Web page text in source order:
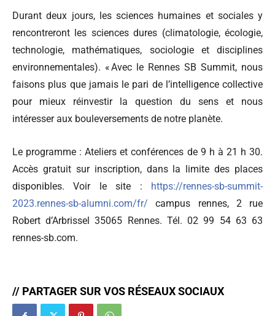
Durant deux jours, les sciences humaines et sociales y
rencontreront les sciences dures (climatologie, écologie,
technologie, mathématiques, sociologie et disciplines
environnementales). « Avec le Rennes SB Summit, nous
faisons plus que jamais le pari de l’intelligence collective
pour mieux réinvestir la question du sens et nous
intéresser aux bouleversements de notre planète.
Le programme : Ateliers et conférences de 9 h à 21 h 30.
Accès gratuit sur inscription, dans la limite des places
disponibles. Voir le site :
https://rennes-sb-summit-
2023.rennes-sb-alumni.com/fr/ campus rennes, 2 rue
Robert d’Arbrissel 35065 Rennes. Tél. 02 99 54 63 63
rennes-sb.com.
// PARTAGER SUR VOS RÉSEAUX SOCIAUX